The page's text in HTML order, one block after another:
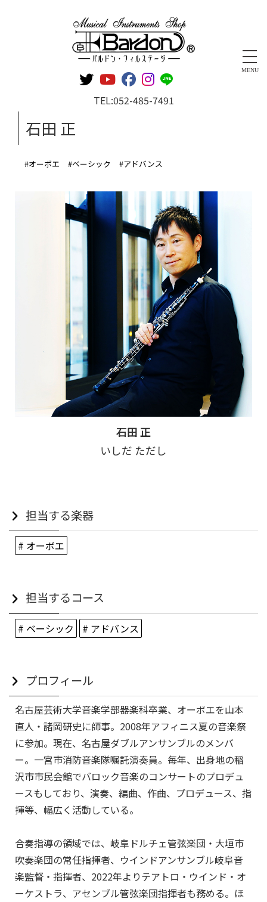
MENU
TEL:052-485-7491
石田 正
#オーボエ #ベーシック #アドバンス
石田 正
いしだ ただし
担当する楽器
# オーボエ
担当するコース
# ベーシック # アドバンス
プロフィール
名古屋芸術大学音楽学部器楽科卒業、オーボエを山本
直人・諸岡研史に師事。2008年アフィニス夏の音楽祭
に参加。現在、名古屋ダブルアンサンブルのメンバ
ー。一宮市消防音楽隊嘱託演奏員。毎年、出身地の稲
沢市市民会館でバロック音楽のコンサートのプロデュ
ースもしており、演奏、編曲、作曲、プロデュース、指
揮等、幅広く活動している。
合奏指導の領域では、岐阜ドルチェ管弦楽団・大垣市
吹奏楽団の常任指揮者、ウインドアンサンブル岐阜音
楽監督・指揮者、2022年よりテアトロ・ウインド・オ
ーケストラ、アセンブル管弦楽団指揮者も務める。ほ